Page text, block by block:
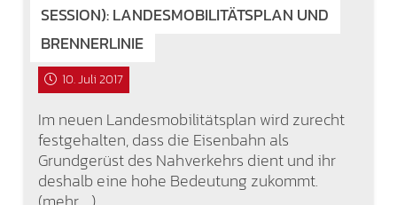
SESSION): LANDESMOBILITÄTSPLAN UND
BRENNERLINIE
10. Juli 2017
Im neuen Landesmobilitätsplan wird zurecht
festgehalten, dass die Eisenbahn als
Grundgerüst des Nahverkehrs dient und ihr
deshalb eine hohe Bedeutung zukommt.